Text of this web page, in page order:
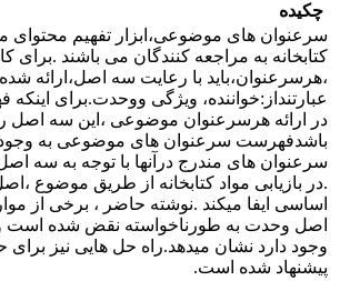
چکیده
سرعنوان های موضوعی،ابزار تفهیم محتوای
کتابخانه به مراجعه کنندگان می باشند .برای
،هرسرعنوان،باید با رعایت سه اصل،ارائه
عبارتنداز:خواننده، ویژگی ووحدت.برای
در ارائه هرسرعنوان موضوعی ،این سه اصل
باشدفهرست سرعنوان های موضوعی به وجود
سرعنوان های مندرج درآنها با توجه به سه
.در بازیابی مواد کتابخانه از طریق موضوع
اساسی ایفا میکند .نوشته حاضر ، برخی از
اصل وحدت به طورناخواسته نقض شده است
وجود دارد نشان میدهد.راه حل هایی نیز
پیشنهاد شده است.